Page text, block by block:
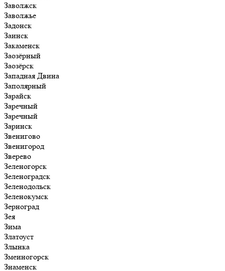
Заволжск
Заволжье
Задонск
Заинск
Закаменск
Заозёрный
Заозёрск
Западная Двина
Заполярный
Зарайск
Заречный
Заречный
Заринск
Звенигово
Звенигород
Зверево
Зеленогорск
Зеленоградск
Зеленодольск
Зеленокумск
Зерноград
Зея
Зима
Златоуст
Злынка
Змеиногорск
Знаменск